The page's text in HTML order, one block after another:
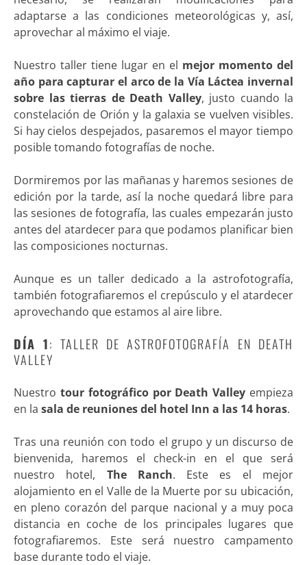
adaptarse a las condiciones meteorológicas y, así,
aprovechar al máximo el viaje.
Nuestro taller tiene lugar en el mejor momento del
año para capturar el arco de la Vía Láctea invernal
sobre las tierras de Death Valley, justo cuando la
constelación de Orión y la galaxia se vuelven visibles.
Si hay cielos despejados, pasaremos el mayor tiempo
posible tomando fotografías de noche.
Dormiremos por las mañanas y haremos sesiones de
edición por la tarde, así la noche quedará libre para
las sesiones de fotografía, las cuales empezarán justo
antes del atardecer para que podamos planificar bien
las composiciones nocturnas.
Aunque es un taller dedicado a la astrofotografía,
también fotografiaremos el crepúsculo y el atardecer
aprovechando que estamos al aire libre.
DÍA 1: TALLER DE ASTROFOTOGRAFÍA EN DEATH
VALLEY
Nuestro tour fotográfico por Death Valley empieza
en la sala de reuniones del hotel Inn a las 14 horas.
Tras una reunión con todo el grupo y un discurso de
bienvenida, haremos el check-in en el que será
nuestro hotel, The Ranch. Este es el mejor
alojamiento en el Valle de la Muerte por su ubicación,
en pleno corazón del parque nacional y a muy poca
distancia en coche de los principales lugares que
fotografiaremos. Este será nuestro campamento
base durante todo el viaje.